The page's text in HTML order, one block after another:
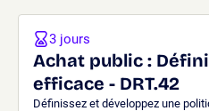
Achat public :
efficace - DRT.42
Définissez et développez une
3 jours